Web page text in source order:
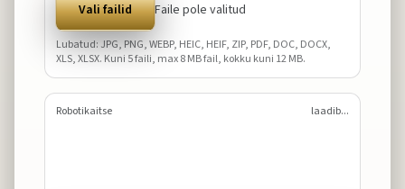
Vali failid Faile pole valitud
Lubatud: JPG, PNG, WEBP, HEIC, HEIF, ZIP, PDF, DOC, DOCX,
XLS, XLSX. Kuni 5faili, max8MB fail, kokku kuni 12MB.
Robotikaitse laadib...